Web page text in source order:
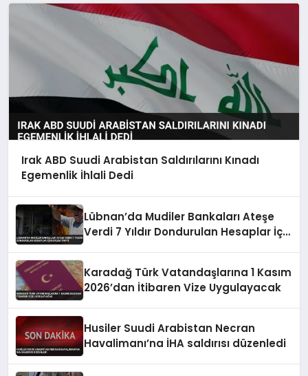
Irak ABD Suudi Arabistan Saldırılarını Kınadı
Egemenlik İhlali Dedi
Lübnan’da Mudiler Bankaları Ateşe
Verdi 7 Yıldır Dondurulan Hesaplar İçin
Karadağ Türk Vatandaşlarına 1 Kasım
2026’dan İtibaren Vize Uygulayacak
Husiler Suudi Arabistan Necran
Havalimanı’na İHA saldırısı düzenledi